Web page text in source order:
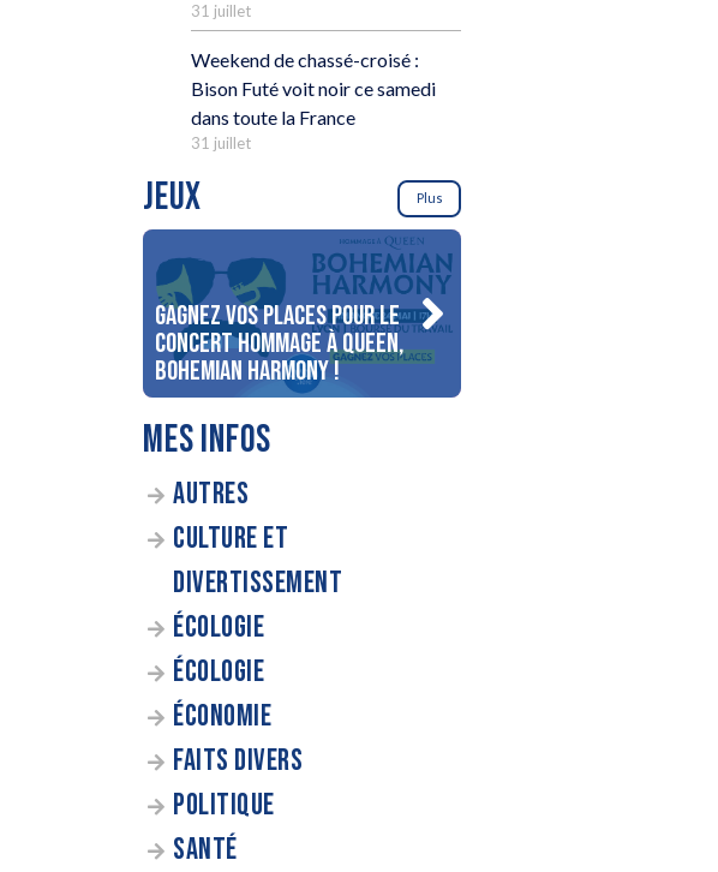
31 juillet
Weekend de chassé-croisé :
Bison Futé voit noir ce samedi
dans toute la France
31 juillet
JEUX Plus
Gagnez vos places pour le
concert Hommage à Queen,
Bohemian Harmony !
MES INFOS
AUTRES
CULTURE ET
DIVERTISSEMENT
ÉCOLOGIE
ÉCOLOGIE
ÉCONOMIE
FAITS DIVERS
POLITIQUE
SANTÉ